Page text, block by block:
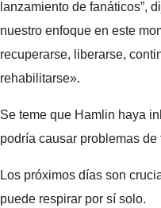
lanzamiento de fanáticos”,
nuestro enfoque en este
recuperarse, liberarse,
rehabilitarse».
Se teme que Hamlin haya
podría causar problemas de
Los próximos días son
puede respirar por sí solo.